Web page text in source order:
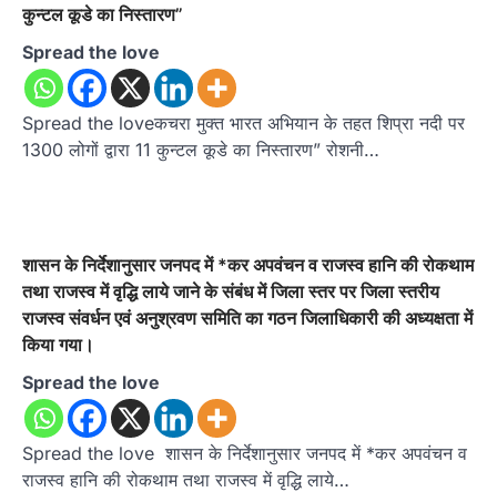
कुन्टल कूडे का निस्तारण”
Spread the love
Spread the loveकचरा मुक्त भारत अभियान के तहत शिप्रा नदी पर
1300 लोगों द्वारा 11 कुन्टल कूडे का निस्तारण” रोशनी…
शासन के निर्देशानुसार जनपद में *कर अपवंचन व राजस्व हानि की रोकथाम
तथा राजस्व में वृद्धि लाये जाने के संबंध में जिला स्तर पर जिला स्तरीय
राजस्व संवर्धन एवं अनुश्रवण समिति का गठन जिलाधिकारी की अध्यक्षता में
किया गया।
Spread the love
Spread the love शासन के निर्देशानुसार जनपद में *कर अपवंचन व
राजस्व हानि की रोकथाम तथा राजस्व में वृद्धि लाये…